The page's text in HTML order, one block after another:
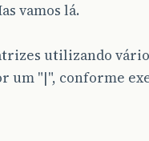
vamos lá.
utilizando
um "|", conforme